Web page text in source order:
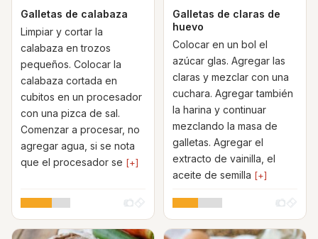
Galletas de calabaza
Limpiar y cortar la
calabaza en trozos
pequeños. Colocar la
calabaza cortada en
cubitos en un procesador
con una pizca de sal.
Comenzar a procesar, no
agregar agua, si se nota
que el procesador se [+]
Galletas de claras de
huevo
Colocar en un bol el
azúcar glas. Agregar las
claras y mezclar con una
cuchara. Agregar también
la harina y continuar
mezclando la masa de
galletas. Agregar el
extracto de vainilla, el
aceite de semilla [+]